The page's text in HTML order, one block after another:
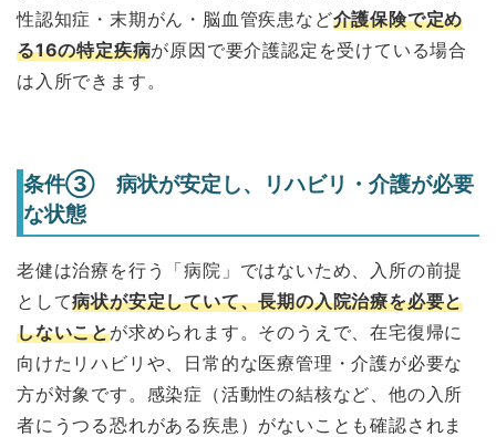
性認知症・末期がん・脳血管疾患など介護保険で定め
る16の特定疾病が原因で要介護認定を受けている場合
は入所できます。
条件③ 病状が安定し、リハビリ・介護が必要
な状態
老健は治療を行う「病院」ではないため、入所の前提
として病状が安定していて、長期の入院治療を必要と
しないことが求められます。そのうえで、在宅復帰に
向けたリハビリや、日常的な医療管理・介護が必要な
方が対象です。感染症（活動性の結核など、他の入所
者にうつる恐れがある疾患）がないことも確認されま